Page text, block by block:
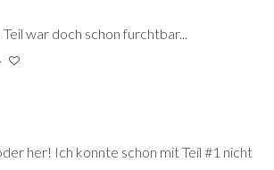
war doch schon furchtbar...
her! Ich konnte schon mit Teil #1 nicht